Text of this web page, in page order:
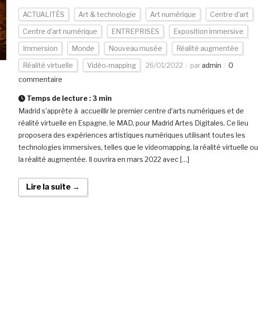
ACTUALITÉS Art & technologie Art numérique Centre d'art
Centre d'art numérique ENTREPRISES Exposition immersive
Immersion Monde Nouveau musée Réalité augmentée
Réalité virtuelle Vidéo-mapping 26/01/2022 paradmin
0
commentaire
Temps de lecture : 3 min
Madrid s’apprête à accueillir le premier centre d’arts numériques et de
réalité virtuelle en Espagne, le MAD, pour Madrid Artes Digitales. Ce lieu
proposera des expériences artistiques numériques utilisant toutes les
technologies immersives, telles que le videomapping, la réalité virtuelle ou
la réalité augmentée. Il ouvrira en mars 2022 avec […]
Lire la suite →